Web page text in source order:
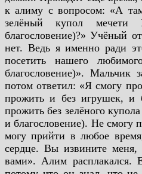
к алиму с вопросом: «А
зелёный купол
благословение)?» Учёный
нет. Ведь я именно ради
посетить нашего
благословение)». Мальчик
потом ответил: «Я смогу
прожить и без игрушек, и
прожить без зелёного
и благословение). Не смогу
могу прийти в любое
сердце. Вы извините
вами». Алим расплакался.